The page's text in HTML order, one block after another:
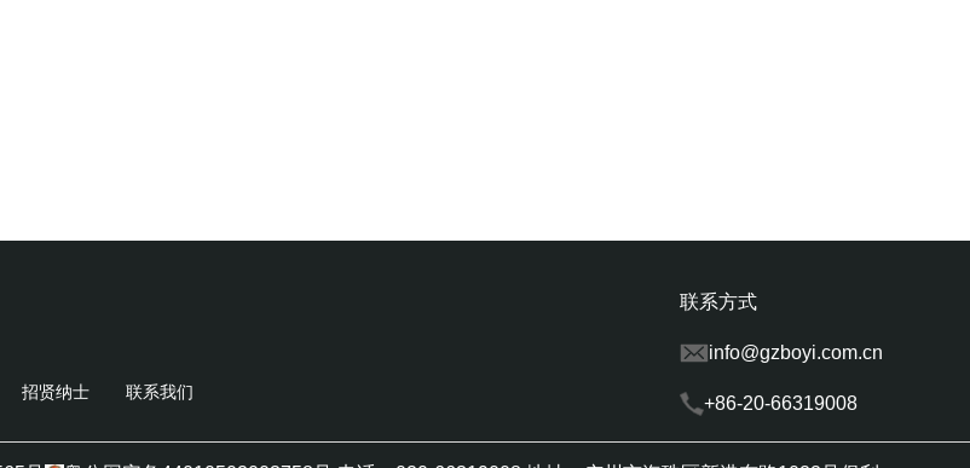
招贤纳士 联系我们
联系方式
info@gzboyi.com.cn
+86-20-66319008